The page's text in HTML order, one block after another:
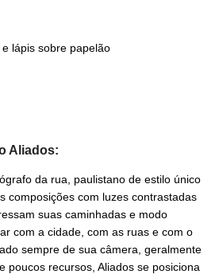
lápis sobre papelão
Aliados:
da rua, paulistano de estilo único
composições com luzes contrastadas
suas caminhadas e modo
com a cidade, com as ruas e com o
sempre de sua câmera, geralmente
poucos recursos, Aliados se posiciona